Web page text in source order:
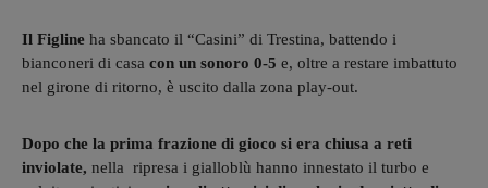
Il Figline ha sbancato il “Casini” di Trestina, battendo i
bianconeri di casa con un sonoro 0-5 e, oltre a restare imbattuto
nel girone di ritorno, è uscito dalla zona play-out.
Dopo che la prima frazione di gioco si era chiusa a reti
inviolate, nella ripresa i gialloblù hanno innestato il turbo e